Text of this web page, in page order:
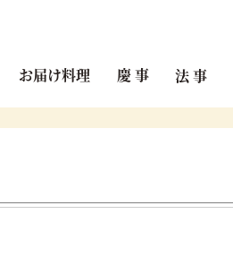
お届け料理 慶 事 法 事